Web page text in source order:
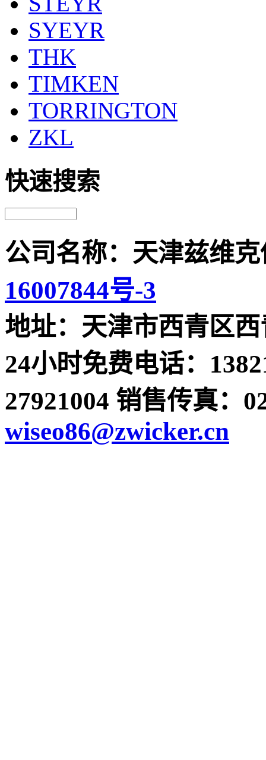
SYEYR
THK
TIMKEN
TORRINGTON
ZKL
快速搜索
公司名称：天津兹维
16007844号-3
地址：天津市西青区西
24小时免费电话：
27921004 销售传真：
wiseo86@zwicker.cn